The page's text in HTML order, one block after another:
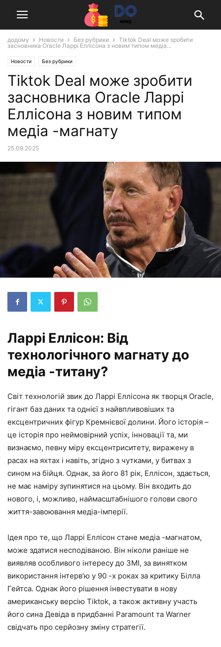
додому Новости Без рубрики
Tiktok Deal може зробити
засновника Oracle Ларрі Еллісона з новим типом медіа...
Новости Без рубрики
Tiktok Deal може зробити
засновника Oracle Ларрі
Еллісона з новим типом
медіа -магнату
25.09.2025
Ларрі Еллісон: Від
технологічного магнату до
медіа -титану?
Світ технологій звик до Ларрі Еллісона як творця Oracle,
гігант баз даних та однієї з найвпливовіших та
ексцентричних фігур Кремнієвої долини. Його історія –
це історія про неймовірний успіх, інновації та, ми
визнаємо, певну міру ексцентриситету, виражену в
расах на яхтах і навіть, згідно з чутками, у битвах з
сином на бійця. Однак, за його 81 рік, Еллісон, здається,
не має наміру зупинятися на цьому. Він входить до
нового, і, можливо, наймасштабнішого голови свого
життя-завоювання медіа-імперії.
Ідея про те, що Ларрі Еллісон стане медіа -магнатом,
може здатися несподіваною. Він ніколи раніше не
виявляв особливого інтересу до ЗМІ, за винятком
використання інтерв’ю у 90 -х роках за критику Білла
Гейтса. Однак його рішення інвестувати в нову
американську версію Tiktok, а також активну участь
його сина Девіда в придбанні Paramount та Warner
свідчать про серйозну зміну стратегії.